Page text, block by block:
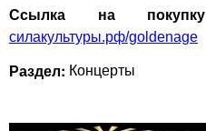
Ссылка на покупку
силакультуры.рф/goldenage
Раздел: Концерты